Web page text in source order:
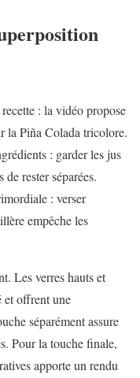
: la vidéo propose
la Piña Colada tricolore.
: garder les jus
rester séparées.
: verser
empêche les
Les verres hauts et
et offrent une
séparément assure
Pour la touche finale,
apporte un rendu